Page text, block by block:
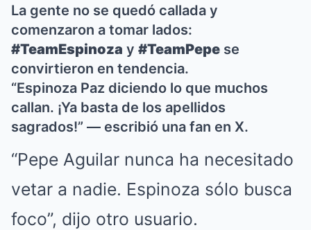
La gente no se quedó callada y
comenzaron a tomar lados:
#TeamEspinoza y #TeamPepe se
convirtieron en tendencia.
“Espinoza Paz diciendo lo que muchos
callan. ¡Ya basta de los apellidos
sagrados!” — escribió una fan en X.
“Pepe Aguilar nunca ha necesitado
vetar a nadie. Espinoza sólo busca
foco”, dijo otro usuario.